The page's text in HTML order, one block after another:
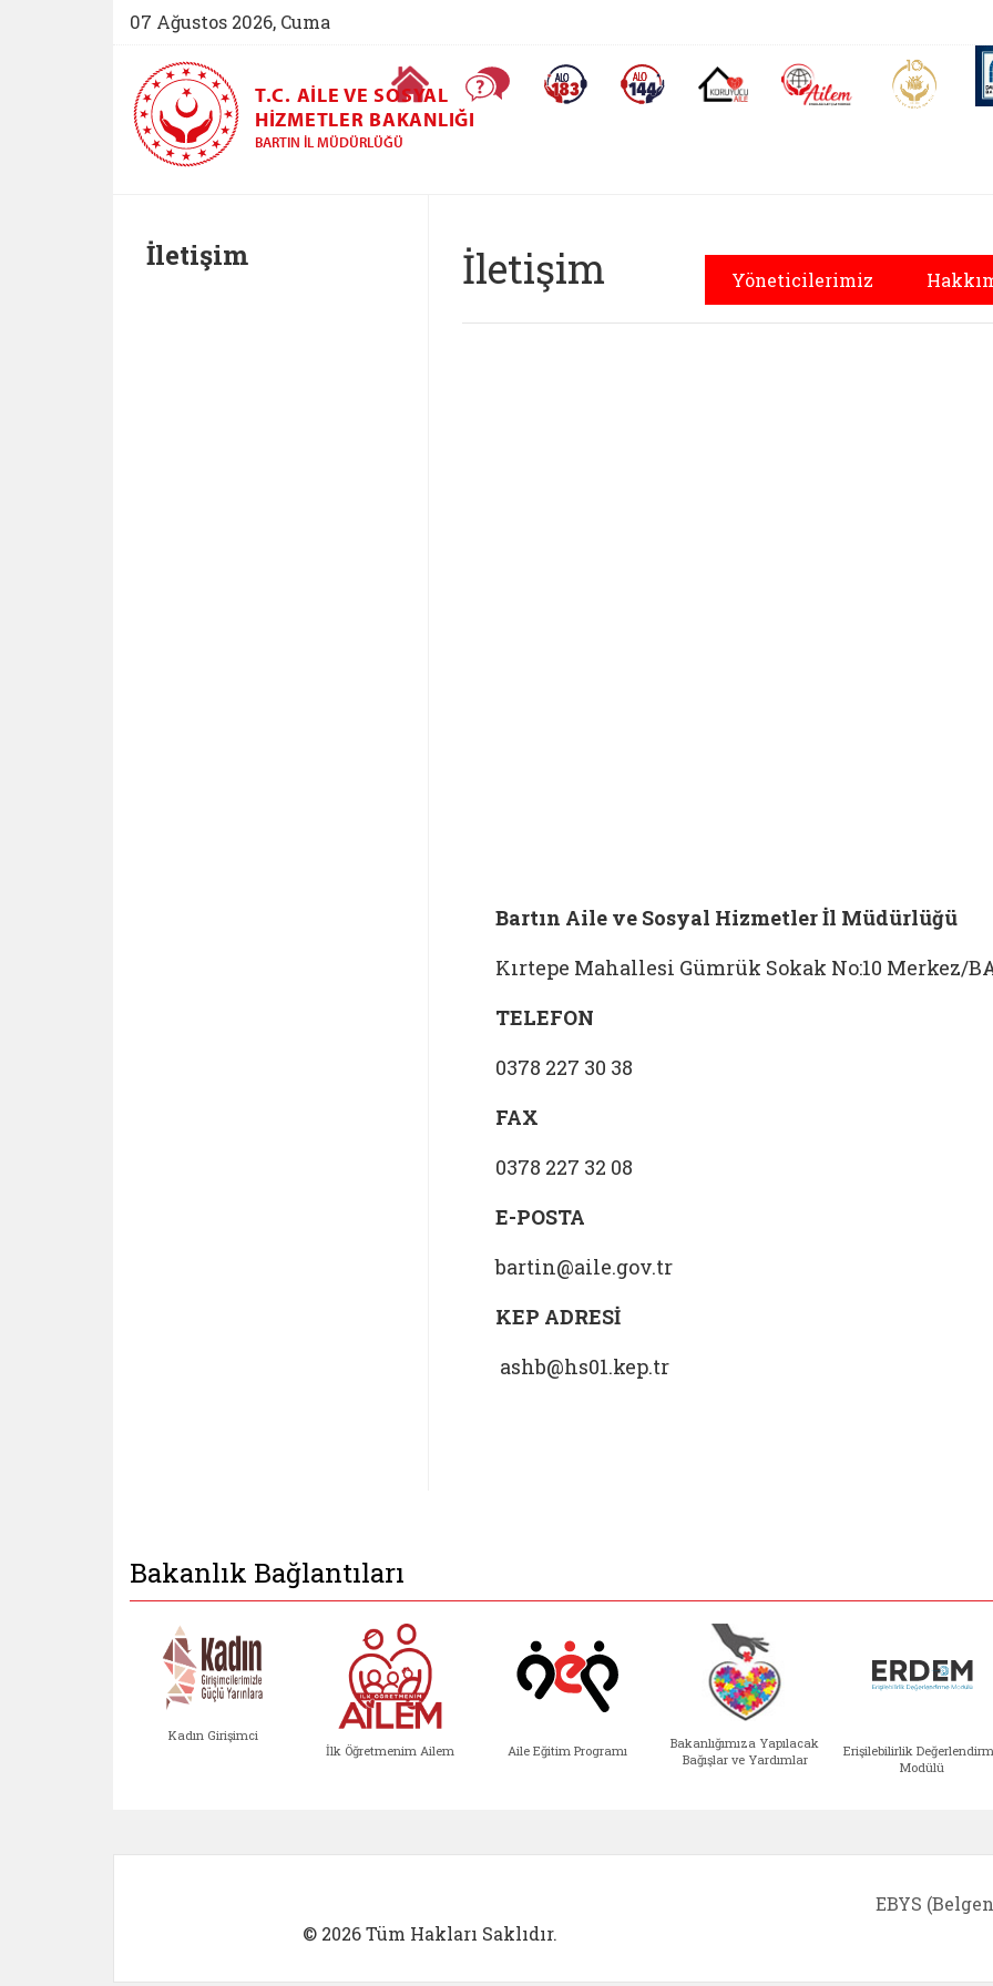
07 Ağustos 2026, Cuma
Ana Sayfa Sıkça Sorulan SorularAlo 183 (yeni sekmede açılır)Alo 144 (yeni sekmede açılır)Koruyucu Aile (yeni sekmede açılır)
AİLEM İletişim Aile ve
T.C. AILE VE SOSYAL
HIZMETLER BAKANLIĞI
BARTIN İL MÜDÜRLÜĞÜ
Yöneticilerimiz
İletişim İletişim
Bartın Aile ve Sosyal Hizmetler İl Müdürlüğü
Kırtepe Mahallesi Gümrük Sokak No:10 Merkez/
TELEFON
0378 227 30 38
FAX
0378 227 32 08
E-POSTA
bartin@aile.gov.tr
KEP ADRESİ
ashb@hs01.kep.tr
Bakanlık Bağlantıları
Kadın Girişimci
İlk Öğretmenim Ailem Aile Eğitim Programı
Bakanlığımıza Yapılacak
Bağışlar ve Yardımlar
Erişilebilirlik
Modülü
© 2026 Tüm Hakları Saklıdır.
EBYS